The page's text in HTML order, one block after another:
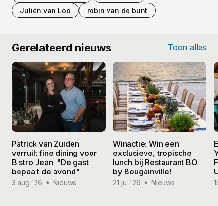
Juliën van Loo
robin van de bunt
Gerelateerd nieuws Toon alles
Patrick van Zuiden
verruilt fine dining voor
Bistro Jean: "De gast
bepaalt de avond"
3 aug '26 Nieuws
Winactie: Win een
exclusieve, tropische
lunch bij Restaurant BO
by Bougainville!
21 jul '26 Nieuws